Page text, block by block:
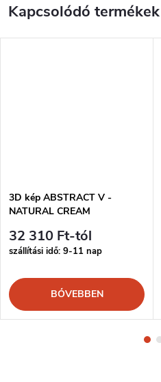
Kapcsolódó termékek
3D kép ABSTRACT V -
NATURAL CREAM
32 310 Ft-tól
szállítási idő: 9-11 nap
BŐVEBBEN